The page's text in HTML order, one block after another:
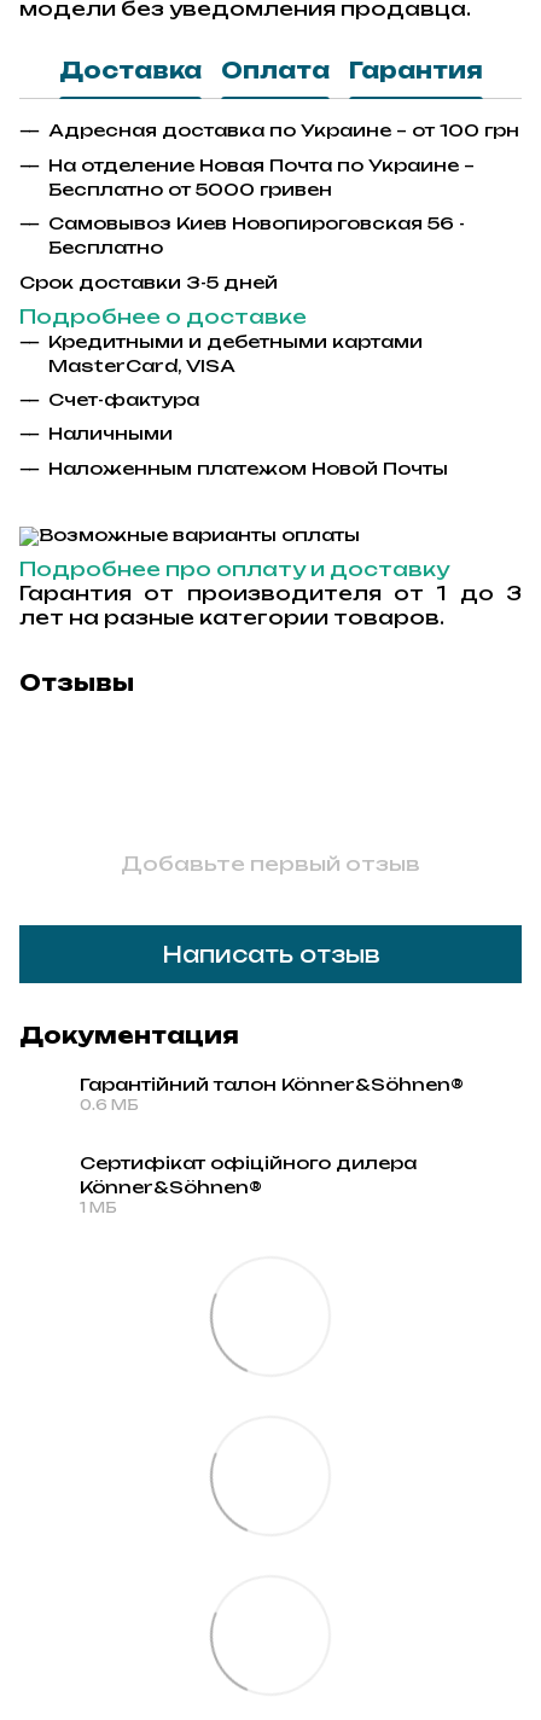
модели без уведомления продавца.
Доставка Оплата Гарантия
Адресная доставка по Украине – от 100 грн
На отделение Новая Почта по Украине –
Бесплатно от 5000 гривен
Самовывоз Киев Новопироговская 56 -
Бесплатно
Срок доставки 3-5 дней
Подробнее о доставке
Кредитными и дебетными картами
MasterCard, VISA
Счет-фактура
Наличными
Наложенным платежом Новой Почты
Подробнее про оплату и доставку
Гарантия от производителя от 1 до 3
лет на разные категории товаров.
Отзывы
Добавьте первый отзыв
Написать отзыв
Документация
Гарантійний талон Könner&Söhnen®
0.6 МБ
Сертифікат офіційного дилера
Könner&Söhnen®
1 МБ